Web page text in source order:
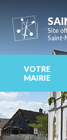
Site
Saint-
VOTRE
MAIRIE